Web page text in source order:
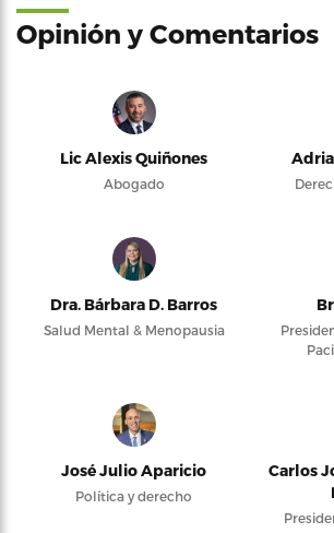
Opinión y Comentarios
Lic Alexis Quiñones
Abogado
Dra. Bárbara D. Barros
Salud Mental & Menopausia
José Julio Aparicio
Política y derecho
Carlos